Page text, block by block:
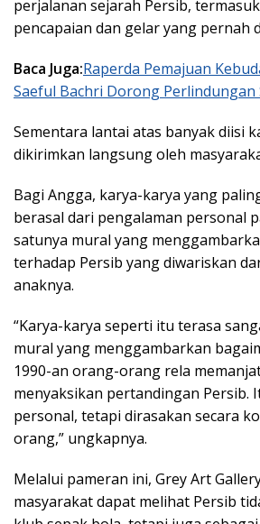
perjalanan sejarah Persib,
pencapaian dan gelar yang pernah
Baca Juga:Raperda Pemajuan
Saeful Bachri Dorong Perlindungan
Sementara lantai atas banyak diisi
dikirimkan langsung oleh
Bagi Angga, karya-karya yang
berasal dari pengalaman personal
satunya mural yang
terhadap Persib yang diwariskan
anaknya.
“Karya-karya seperti itu terasa
mural yang menggambarkan
1990-an orang-orang rela
menyaksikan pertandingan Persib.
personal, tetapi dirasakan secara
orang,” ungkapnya.
Melalui pameran ini, Grey Art
masyarakat dapat melihat Persib